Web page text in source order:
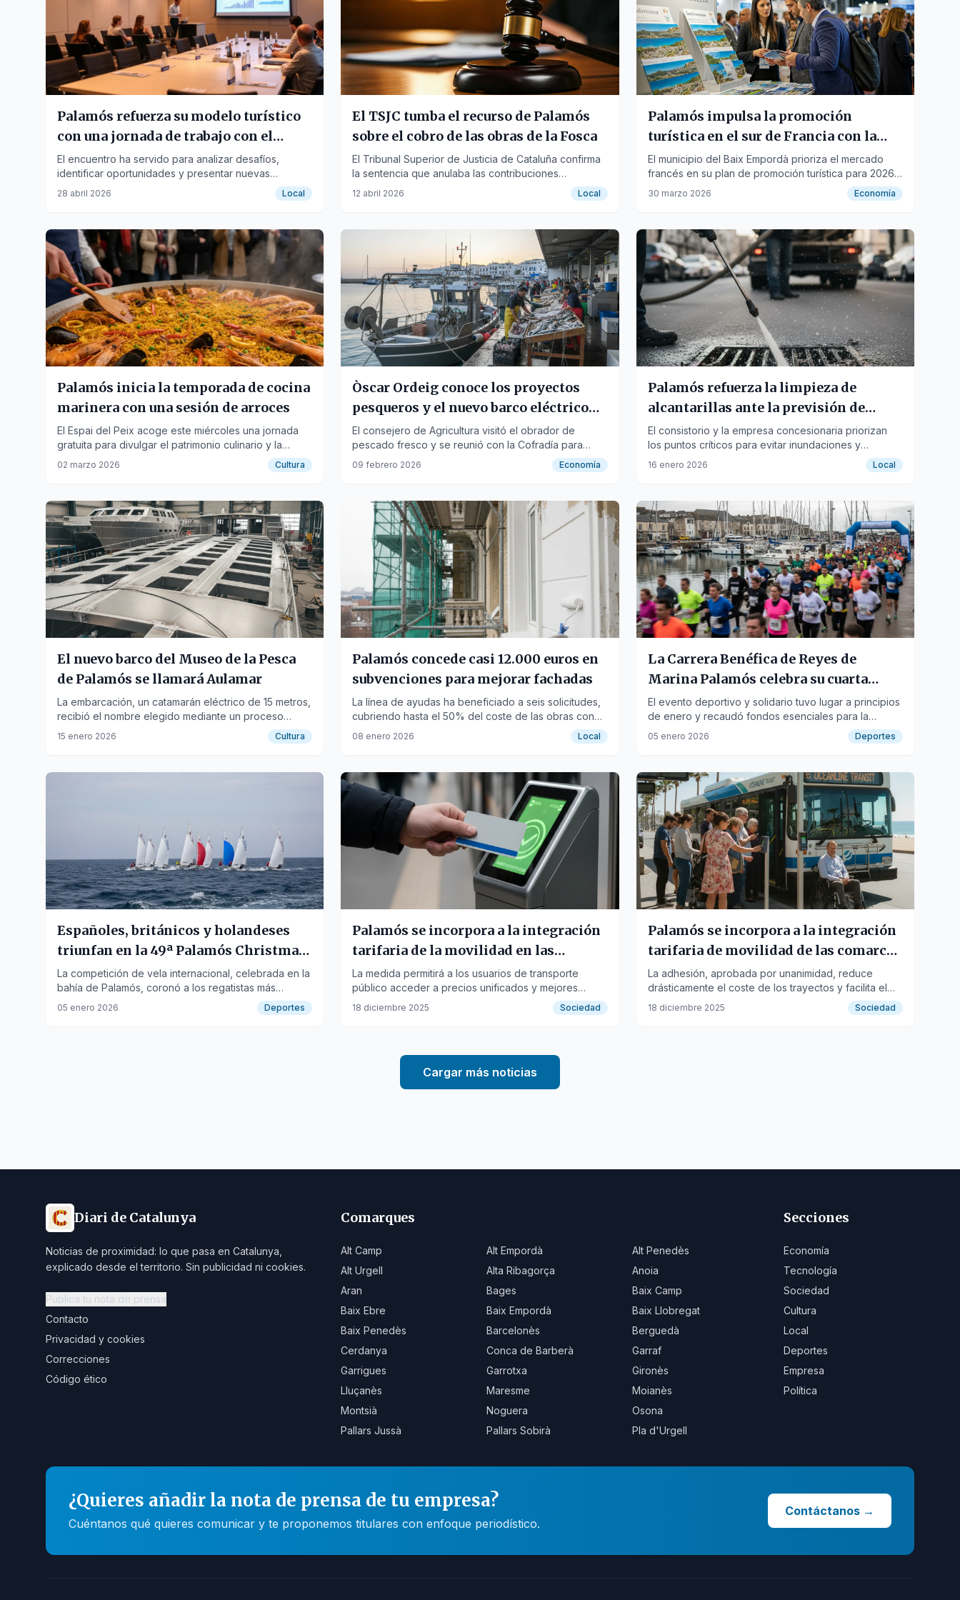
Palamós refuerza su modelo turístico
con una jornada de trabajo con el
sector local
El encuentro ha servido para analizar desafíos,
identificar oportunidades y presentar nuevas
herramientas de gestión basadas en datos para un
28 abril 2026 Local
El TSJC tumba el recurso de Palamós
sobre el cobro de las obras de la Fosca
El Tribunal Superior de Justicia de Cataluña confirma
la sentencia que anulaba las contribuciones
especiales a los vecinos por la urbanización de la
12 abril 2026 Local
Palamós impulsa la promoción
turística en el sur de Francia con la
feria Occ'ygène
El municipio del Baix Empordà prioriza el mercado
francés en su plan de promoción turística para 2026,
buscando visitantes de proximidad.
30 marzo 2026 Economía
Palamós inicia la temporada de cocina
marinera con una sesión de arroces
El Espai del Peix acoge este miércoles una jornada
gratuita para divulgar el patrimonio culinario y la
identidad pesquera.
02 marzo 2026 Cultura
Òscar Ordeig conoce los proyectos
pesqueros y el nuevo barco eléctrico
Aulamar de Palamós
El consejero de Agricultura visitó el obrador de
pescado fresco y se reunió con la Cofradía para
abordar las necesidades del sector local.
09 febrero 2026 Economía
Palamós refuerza la limpieza de
alcantarillas ante la previsión de
lluvias
El consistorio y la empresa concesionaria priorizan
los puntos críticos para evitar inundaciones y
garantizar el drenaje del agua.
16 enero 2026 Local
El nuevo barco del Museo de la Pesca
de Palamós se llamará Aulamar
La embarcación, un catamarán eléctrico de 15 metros,
recibió el nombre elegido mediante un proceso
participativo con escolares del municipio.
15 enero 2026 Cultura
Palamós concede casi 12.000 euros en
subvenciones para mejorar fachadas
La línea de ayudas ha beneficiado a seis solicitudes,
cubriendo hasta el 50% del coste de las obras con
un tope de 2.500 euros.
08 enero 2026 Local
La Carrera Benéfica de Reyes de
Marina Palamós celebra su cuarta
edición con éxito
El evento deportivo y solidario tuvo lugar a principios
de enero y recaudó fondos esenciales para la
Fundación Kálida.
05 enero 2026 Deportes
Españoles, británicos y holandeses
triunfan en la 49ª Palamós Christmas
Race
La competición de vela internacional, celebrada en la
bahía de Palamós, coronó a los regatistas más
destacados de tres naciones europeas.
05 enero 2026 Deportes
Palamós se incorpora a la integración
tarifaria de la movilidad en las
comarcas de Girona
La medida permitirá a los usuarios de transporte
público acceder a precios unificados y mejores
conexiones en toda la provincia de Girona.
18 diciembre 2025 Sociedad
Palamós se incorpora a la integración
tarifaria de movilidad de las comarcas
gerundenses
La adhesión, aprobada por unanimidad, reduce
drásticamente el coste de los trayectos y facilita el
uso combinado de autobús y tren.
18 diciembre 2025 Sociedad
Cargar más noticias
Diari de Catalunya
Noticias de proximidad: lo que pasa en Catalunya,
explicado desde el territorio. Sin publicidad ni cookies.
Publica tu nota de prensa
Contacto
Privacidad y cookies
Correcciones
Código ético
Comarques
Alt Camp Alt Empordà
Alt Penedès
Alt Urgell
Alta Ribagorça
Anoia
Aran
Bages
Baix Camp
Baix Ebre
Baix Empordà
Baix Llobregat
Baix Penedès
Barcelonès
Berguedà
Cerdanya
Conca de Barberà
Garraf
Garrigues
Garrotxa
Gironès
Lluçanès
Maresme
Moianès
Montsià
Noguera
Osona
Pallars Jussà
Pallars Sobirà Pla d'Urgell
Secciones
Economía
Tecnología
Sociedad
Cultura
Local
Deportes
Empresa
Política
¿Quieres añadir la nota de prensa de tu empresa?
Cuéntanos qué quieres comunicar y te proponemos titulares con enfoque periodístico.
Contáctanos →